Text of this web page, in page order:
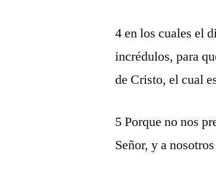
4 en los cuales el
incrédulos, para
de Cristo, el cual
5 Porque no nos
Señor, y a